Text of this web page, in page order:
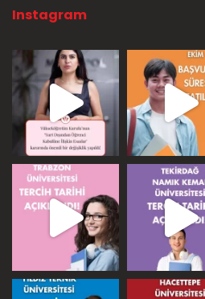
Instagram